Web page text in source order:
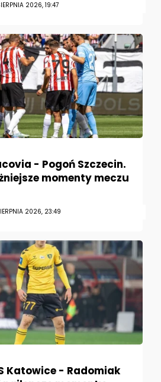
2026, 19:47
- Pogoń Szczecin.
momenty meczu
2026, 23:49
Katowice - Radomiak